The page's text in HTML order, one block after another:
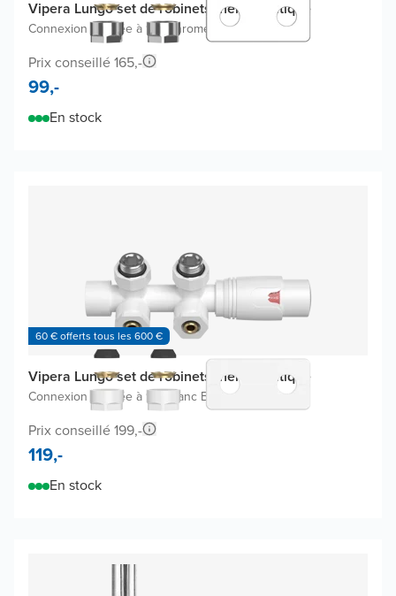
Vipera Lungo set de robinets thermostatique
Connexion coudée à 90°|Chrome
Prix conseillé 165,-
99,-
En stock
60 € offerts tous les 600 €
Vipera Lungo set de robinets thermostatique
Connexion coudée à 90°|Blanc Brillant
Prix conseillé 199,-
119,-
En stock